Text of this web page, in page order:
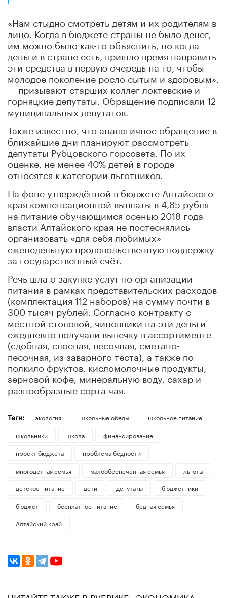
«Нам стыдно смотреть детям и их родителям в
лицо. Когда в бюджете страны не было денег,
им можно было как-то объяснить, но когда
деньги в стране есть, пришло время направить
эти средства в первую очередь на то, чтобы
молодое поколение росло сытым и здоровым»,
— призывают старших коллег локтевские и
горняцкие депутаты. Обращение подписали 12
муниципальных депутатов.
Также известно, что аналогичное обращение в
ближайшие дни планируют рассмотреть
депутаты Рубцовского горсовета. По их
оценке, не менее 40% детей в городе
относятся к категории льготников.
На фоне утверждённой в бюджете Алтайского
края компенсационной выплаты в 4,85 рубля
на питание обучающимся осенью 2018 года
власти Алтайского края не постеснялись
организовать «для себя любимых»
еженедельную продовольственную поддержку
за государственный счёт.
Речь шла о закупке услуг по организации
питания в рамках представительских расходов
(комплектация 112 наборов) на сумму почти в
300 тысяч рублей. Согласно контракту с
местной столовой, чиновники на эти деньги
ежедневно получали выпечку в ассортименте
(сдобная, слоеная, песочная, сметано-
песочная, из заварного теста), а также по
полкило фруктов, кисломолочные продукты,
зерновой кофе, минеральную воду, сахар и
разнообразные сорта чая.
Теги: экология школьные обеды
школьное питание
школьники
школа
финансирование
проект бюджета
проблема бедности
многодетная семья
малообеспеченная семья
льготы
детское питание
дети депутаты
бюджетники
бюджет
бесплатное питание
бедная семья
Алтайский край